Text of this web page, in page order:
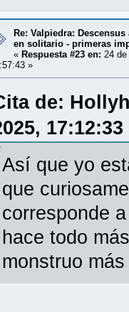
Re: Valpiedra:
en solitario - primeras
« Respuesta #23 en: 24
»
de:
17:12:33
Así que yo
que
corresponde
hace todo
monstruo